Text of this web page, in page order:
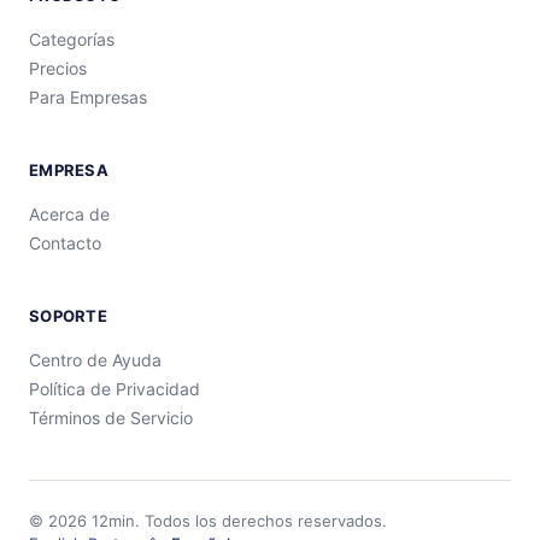
Categorías
Precios
Para Empresas
EMPRESA
Acerca de
Contacto
SOPORTE
Centro de Ayuda
Política de Privacidad
Términos de Servicio
© 2026 12min. Todos los derechos reservados.